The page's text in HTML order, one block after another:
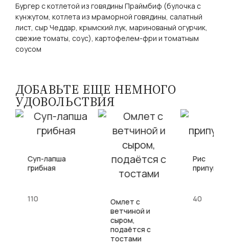
Бургер с котлетой из говядины Праймбиф (булочка с
кунжутом, котлета из мраморной говядины, салатный
лист, сыр Чеддар, крымский лук, маринованый огурчик,
свежие томаты, соус), картофелем-фри и томатным
соусом
ДОБАВЬТЕ ЕЩЕ НЕМНОГО
УДОВОЛЬСТВИЯ
Суп-лапша
грибная
110
Омлет с
ветчиной и
сыром,
подаётся с
тостами
Рис
40